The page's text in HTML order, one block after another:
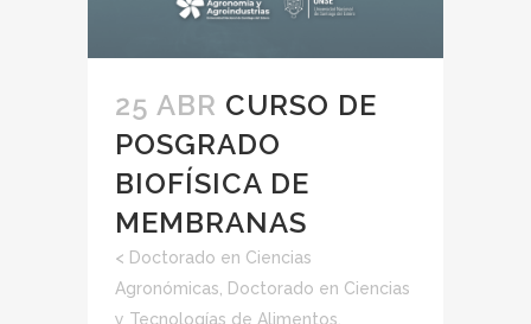
25 ABR CURSO DE
POSGRADO
BIOFÍSICA DE
MEMBRANAS
< Doctorado en Ciencias
Agronómicas
Doctorado en Ciencias
y Tecnologías de Alimentos